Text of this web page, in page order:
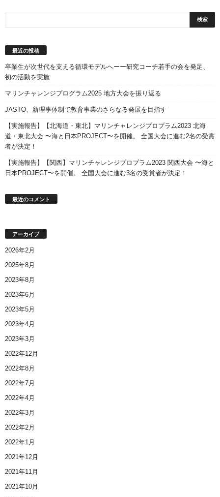
最近の投稿
卒業生が次世代を支える循環モデルへーー研究コーチ若手の会を発足、
初の活動を実施
マリンチャレンジプログラム2025 地方大会を振り返る
JASTO、新理事体制で教育事業のさらなる発展を目指す
【実施報告】【北海道・東北】マリンチャレンジプロプラム2023 北海
道・東北大会 〜海と日本PROJECT〜を開催。 全国大会に進む2名の受賞
者が決定！
【実施報告】【関西】マリンチャレンジプロプラム2023 関西大会 〜海と
日本PROJECT〜を開催。 全国大会に進む3名の受賞者が決定！
最近のコメント
アーカイブ
2026年2月
2025年8月
2023年8月
2023年6月
2023年5月
2023年4月
2023年3月
2022年12月
2022年8月
2022年7月
2022年4月
2022年3月
2022年2月
2022年1月
2021年12月
2021年11月
2021年10月